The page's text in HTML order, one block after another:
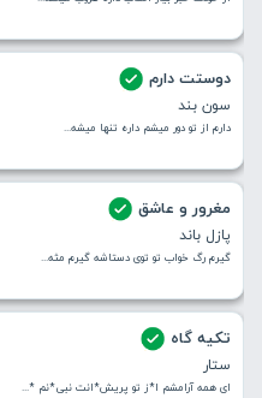
دوستت دارم
سون بند
دارم از تو دور میشم داره تنها میشه...
مغرور و عاشق
پازل باند
گیرم رگ خواب تو توی دستاشه گیرم مثه...
تکیه گاه
ستار
ای همه آرامشم ا*ز تو پریش*انت نبی*نم *...